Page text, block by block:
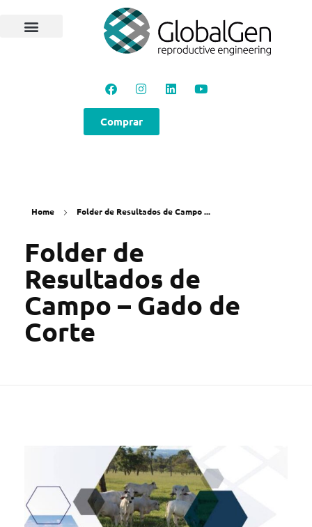
Comprar
Home Folder de Resultados de Campo ...
Folder de
Resultados de
Campo – Gado de
Corte